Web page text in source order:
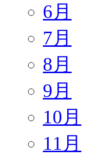
6月
7月
8月
9月
10月
11月